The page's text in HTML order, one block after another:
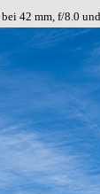
bei 42 mm, f/8.0